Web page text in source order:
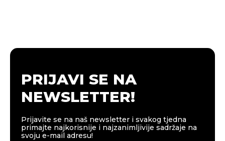
PRIJAVI SE NA
NEWSLETTER!
Prijavite se na naš newsletter i svakog tjedna
primajte najkorisnije i najzanimljivije sadržaje na
svoju e-mail adresu!